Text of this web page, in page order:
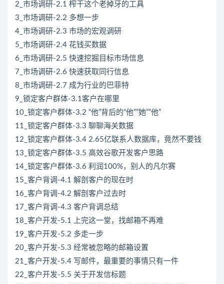
2_市场调研-2.1 榨干这个老掉牙的工具
3_市场调研-2.2 多想一步
4_市场调研-2.3 市场的宏观调研
5_市场调研-2.4 花钱买数据
6_市场调研-2.5 快速挖掘目标市场信息
7_市场调研-2.6 快速获取同行信息
8_市场调研-2.7 成为行业的巴菲特
9_锁定客户群体-3.1客户在哪里
10_锁定客户群体-3.2 “他”背后的“他””她””他”
11_锁定客户群体-3.3 聊聊海关数据
12_锁定客户群体-3.4 2.65亿联系人数据库，竟然不要钱
13_锁定客户群体-3.5 高效谷歌开发客户思路
14_锁定客户群体-3.6 利润100%，别人的凡尔赛
15_客户背调-4.1 解剖客户的现在时
16_客户背调-4.2 解剖客户过去时
17_客户背调-4.3 客户背调总结
18_客户开发-5.1 上完这一堂，找邮箱不再难
19_客户开发-5.2 多走一步
20_客户开发-5.3 经常被忽略的邮箱设置
21_客户开发-5.4 写邮件，最重要的事情只有一件
22_客户开发-5.5 关于开发信标题